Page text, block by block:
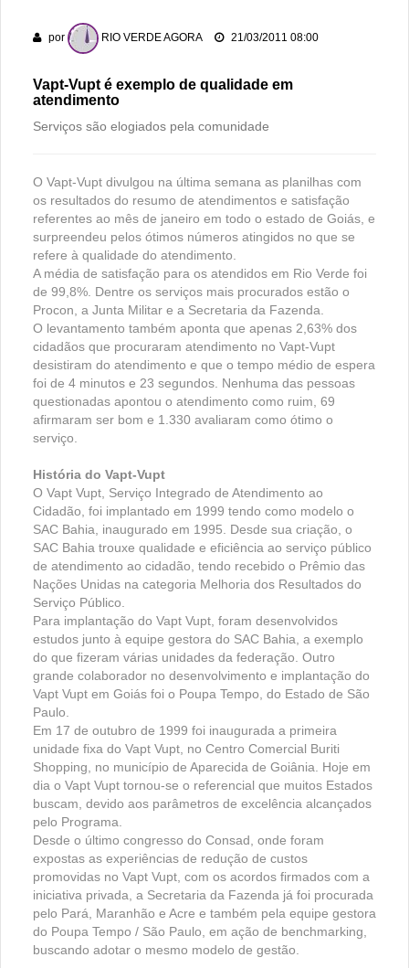
Associação Atlética Rioverdense disputará a Terceira Divisão
do Goiano em 2026
por RIO VERDE AGORA 21/03/2011 08:00
Vapt-Vupt é exemplo de qualidade em
atendimento
Serviços são elogiados pela comunidade
O Vapt-Vupt divulgou na última semana as planilhas com
os resultados do resumo de atendimentos e satisfação
referentes ao mês de janeiro em todo o estado de Goiás, e
surpreendeu pelos ótimos números atingidos no que se
refere à qualidade do atendimento.
A média de satisfação para os atendidos em Rio Verde foi
de 99,8%. Dentre os serviços mais procurados estão o
Procon, a Junta Militar e a Secretaria da Fazenda.
O levantamento também aponta que apenas 2,63% dos
cidadãos que procuraram atendimento no Vapt-Vupt
desistiram do atendimento e que o tempo médio de espera
foi de 4 minutos e 23 segundos. Nenhuma das pessoas
questionadas apontou o atendimento como ruim, 69
afirmaram ser bom e 1.330 avaliaram como ótimo o
serviço.
História do Vapt-Vupt
O Vapt Vupt, Serviço Integrado de Atendimento ao
Cidadão, foi implantado em 1999 tendo como modelo o
SAC Bahia, inaugurado em 1995. Desde sua criação, o
SAC Bahia trouxe qualidade e eficiência ao serviço público
de atendimento ao cidadão, tendo recebido o Prêmio das
Nações Unidas na categoria Melhoria dos Resultados do
Serviço Público.
Para implantação do Vapt Vupt, foram desenvolvidos
estudos junto à equipe gestora do SAC Bahia, a exemplo
do que fizeram várias unidades da federação. Outro
grande colaborador no desenvolvimento e implantação do
Vapt Vupt em Goiás foi o Poupa Tempo, do Estado de São
Paulo.
Em 17 de outubro de 1999 foi inaugurada a primeira
unidade fixa do Vapt Vupt, no Centro Comercial Buriti
Shopping, no município de Aparecida de Goiânia. Hoje em
dia o Vapt Vupt tornou-se o referencial que muitos Estados
buscam, devido aos parâmetros de excelência alcançados
pelo Programa.
Desde o último congresso do Consad, onde foram
expostas as experiências de redução de custos
promovidas no Vapt Vupt, com os acordos firmados com a
iniciativa privada, a Secretaria da Fazenda já foi procurada
pelo Pará, Maranhão e Acre e também pela equipe gestora
do Poupa Tempo / São Paulo, em ação de benchmarking,
buscando adotar o mesmo modelo de gestão.